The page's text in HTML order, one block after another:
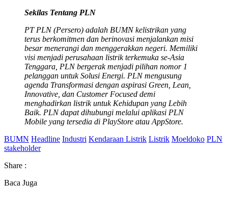
Sekilas Tentang PLN
PT PLN (Persero) adalah BUMN kelistrikan yang
terus berkomitmen dan berinovasi menjalankan misi
besar menerangi dan menggerakkan negeri. Memiliki
visi menjadi perusahaan listrik terkemuka se-Asia
Tenggara, PLN bergerak menjadi pilihan nomor 1
pelanggan untuk Solusi Energi. PLN mengusung
agenda Transformasi dengan aspirasi Green, Lean,
Innovative, dan Customer Focused demi
menghadirkan listrik untuk Kehidupan yang Lebih
Baik. PLN dapat dihubungi melalui aplikasi PLN
Mobile yang tersedia di PlayStore atau AppStore.
BUMN Headline Industri Kendaraan Listrik Listrik Moeldoko PLN
stakeholder
Share :
Baca Juga